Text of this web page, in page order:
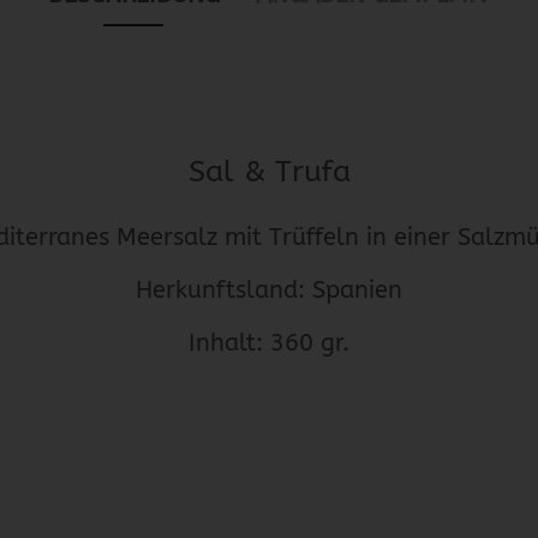
Sal & Trufa
Meersalz mit Trüffeln in einer
Herkunftsland: Spanien
Inhalt: 360 gr.